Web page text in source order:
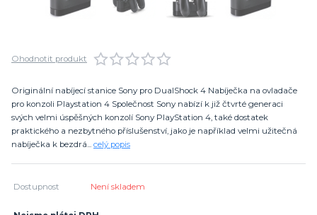
Ohodnotit produkt
Originální nabíjecí stanice Sony pro DualShock 4 Nabíječka na ovladače
pro konzoli Playstation 4 Společnost Sony nabízí k již čtvrté generaci
svých velmi úspěšných konzolí Sony PlayStation 4, také dostatek
praktického a nezbytného příslušenství, jako je například velmi užitečná
nabíječka k bezdrá... celý popis
Dostupnost Není skladem